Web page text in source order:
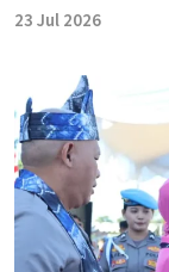
23 Jul 2026